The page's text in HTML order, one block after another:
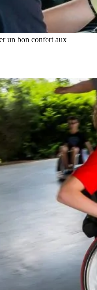
un bon confort aux